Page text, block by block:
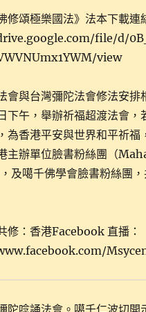
修頌極樂國法》法本下載連
file/d/
view
會與台灣彌陀法會修法安排
下午，舉辦祈福超渡法會，
為香港平安與世界和平祈福
主辦單位臉書粉絲團（
及噶千佛學會臉書粉絲團
修：香港Facebook 直播：